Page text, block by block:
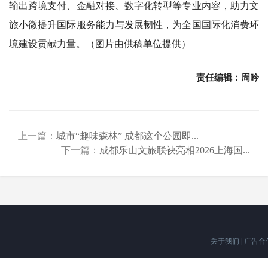
输出跨境支付、金融对接、数字化转型等专业内容，助力文
旅小微提升国际服务能力与发展韧性，为全国国际化消费环
境建设贡献力量。（图片由供稿单位提供）
责任编辑：周吟
上一篇： 城市“趣味森林” 成都这个公园即...
下一篇： 成都乐山文旅联袂亮相2026上海国...
关于我们 广告